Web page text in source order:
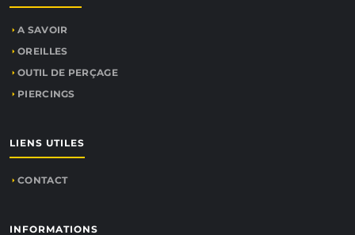
A SAVOIR
OREILLES
OUTIL DE PERÇAGE
PIERCINGS
LIENS UTILES
CONTACT
INFORMATIONS